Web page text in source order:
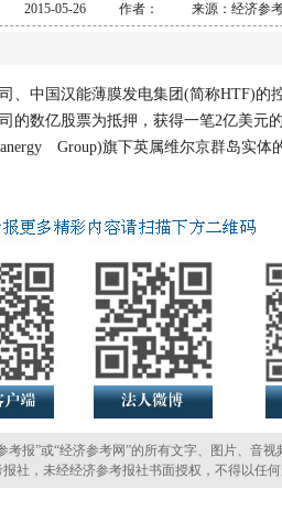
2015-05-26 作者： 来源：经济参
中国汉能薄膜发电集团(简称HTF)的
的数亿股票为抵押，获得一笔2亿美元
Group)旗下英属维尔京群岛实体
报”或“经济参考网”的所有文字、图片、音视
社，未经经济参考报社书面授权，不得以任